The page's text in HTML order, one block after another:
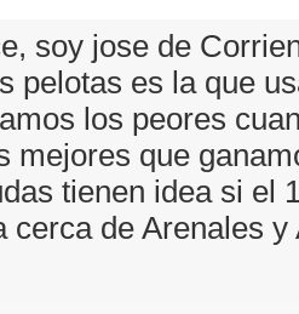
soy jose de
pelotas es la que
los peores
mejores que
tienen idea si el
cerca de Arenales y